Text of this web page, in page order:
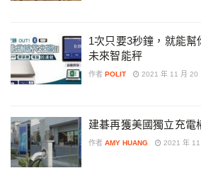
1次只要3秒鐘，就能
未來智能秤
作者 POLIT 2021 年 11 月 20
建碁再獲美國獨立充電
作者 AMY HUANG 2021 年 11